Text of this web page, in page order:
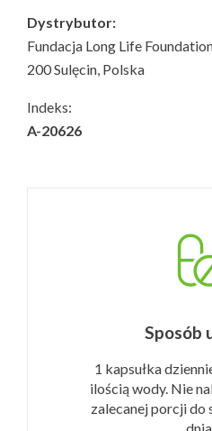
Dystrybutor:
Fundacja Long Life
200 Sulęcin, Polska
Indeks:
A-20626
Sposób
1 kapsułka
ilością wody. Nie
zalecanej porcji do